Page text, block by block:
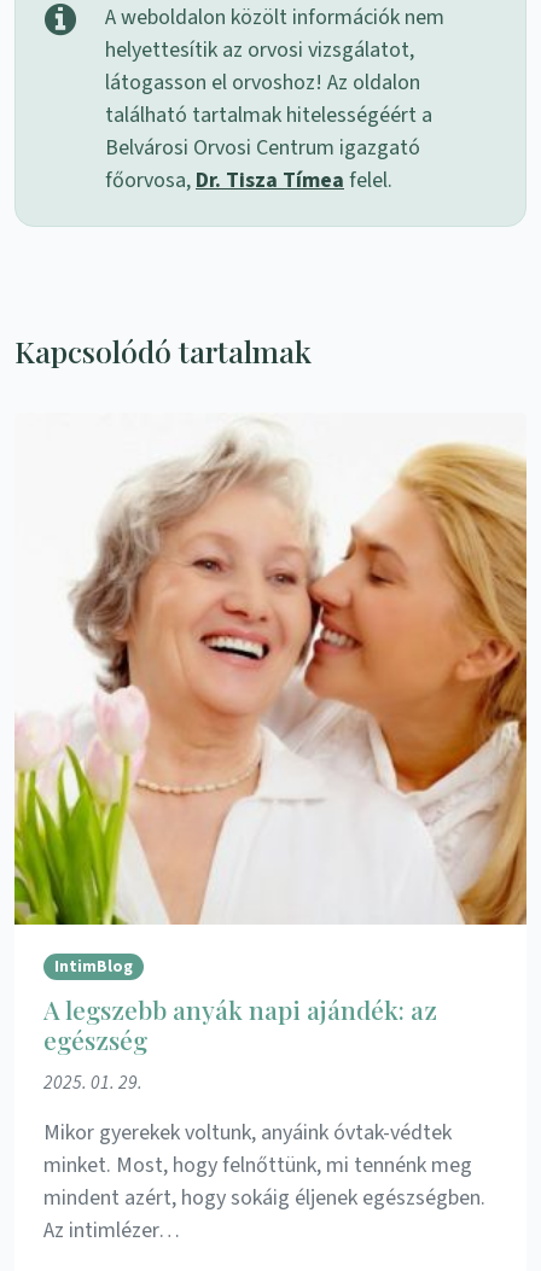
A weboldalon közölt információk nem
helyettesítik az orvosi vizsgálatot,
látogasson el orvoshoz! Az oldalon
található tartalmak hitelességéért a
Belvárosi Orvosi Centrum igazgató
főorvosa, Dr. Tisza Tímea felel.
Kapcsolódó tartalmak
IntimBlog
A legszebb anyák napi ajándék: az
egészség
2025. 01. 29.
Mikor gyerekek voltunk, anyáink óvtak-védtek
minket. Most, hogy felnőttünk, mi tennénk meg
mindent azért, hogy sokáig éljenek egészségben.
Az intimlézer…